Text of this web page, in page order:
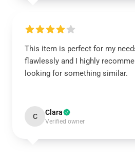
This item is perfect for my
flawlessly and I highly
looking for something similar.
C Clara
Verified owner